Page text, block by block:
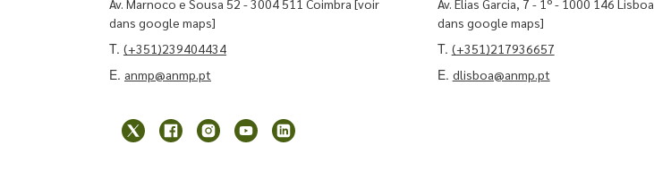
Av. Marnoco e Sousa 52 - 3004 511 Coimbra [voir
dans google maps]
T. (+351)239404434
E. anmp@anmp.pt
Av. Elias Garcia, 7 - 1º - 1000 146 Lisboa
dans google maps]
T. (+351)217936657
E. dlisboa@anmp.pt